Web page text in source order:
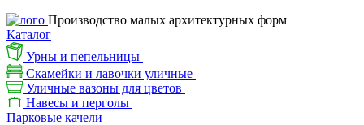
Производство малых архитектурных форм
Каталог
Урны и пепельницы
Скамейки и лавочки уличные
Уличные вазоны для цветов
Навесы и перголы
Парковые качели